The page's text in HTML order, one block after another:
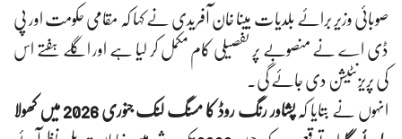
صوبائی وزیر برائے بلدیات مینا خان آفریدی نے کہا کہ مقامی حکومت اور پی
ڈی اے نے منصوبے پر تفصیلی کام مکمل کر لیا ہے اور اگلے ہفتے اس
کی پریزنٹیشن دی جائے گی۔
انہوں نے بتایا کہ
پشاور رنگ روڈ کا مسنگ لنک جنوری 2026 میں کھولا